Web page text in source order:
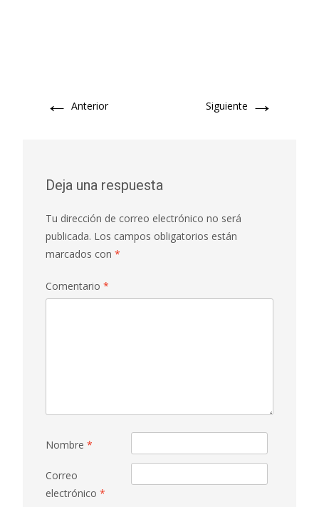
← Anterior Siguiente →
Deja una respuesta
Tu dirección de correo electrónico no será
publicada. Los campos obligatorios están
marcados con *
Comentario *
Nombre *
Correo
electrónico *